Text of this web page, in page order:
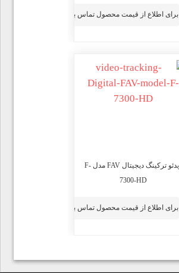
برای اطلاع از قیمت محصول تماس بگیرید
ویدئو ترکینگ دیجیتال FAV مدل F-
7300-HD
برای اطلاع از قیمت محصول تماس بگیرید